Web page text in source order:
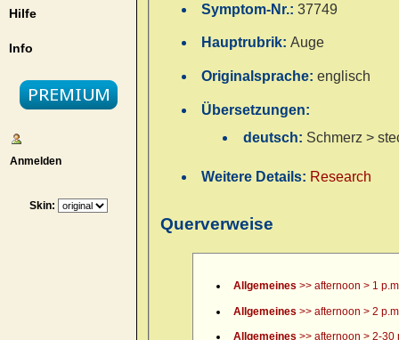
Hilfe
Info
Anmelden
Skin:
Symptom-Nr.:37749
Hauptrubrik:Auge
Originalsprache:englisch
Übersetzungen:
deutsch: Schmerz >
Weitere Details: Research
Querverweise
Allgemeines >> afternoon > 1
Allgemeines >> afternoon > 2 p.m.
Allgemeines >> afternoon > 2-30